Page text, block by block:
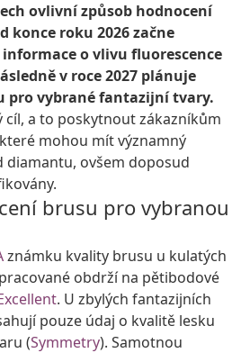
ovlivní způsob hodnocení
roku 2026 začne
o vlivu fluorescence
v roce 2027 plánuje
pro vybrané fantazijní tvary.
cíl, a to poskytnout zákazníkům
mohou mít významný
diamantu, ovšem doposud
brusu pro vybranou
známku kvality brusu u kulatých
obdrží na pětibodové
. U zbylých fantazijních
pouze údaj o kvalitě lesku
(Symmetry). Samotnou